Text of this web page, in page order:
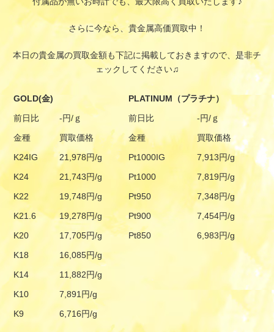
さらに今なら、貴金属高価買取中！
本日の貴金属の買取金額も下記に掲載しておきますので、是非チ
ェックしてください♫
GOLD(金)
PLATINUM（プラチナ）
前日比
-円/ｇ 前日比
-円/ｇ
金種
買取価格 金種
買取価格
K24IG
21,978円/g Pt1000IG
7,913円/g
K24
21,743円/g Pt1000
7,819円/g
K22
19,748円/g Pt950
7,348円/g
K21.6
19,278円/g Pt900
7,454円/g
K20
17,705円/g Pt850
6,983円/g
K18
16,085円/g
K14
11,882円/g
K10
7,891円/g
K9
6,716円/g